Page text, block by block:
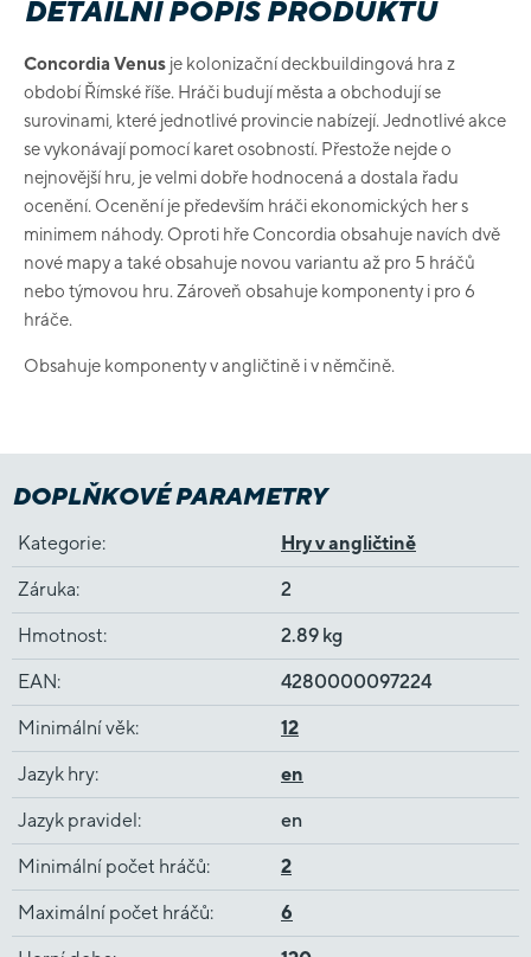
DETAILNÍ POPIS PRODUKTU
Concordia Venus je kolonizační deckbuildingová hra z
období Římské říše. Hráči budují města a obchodují se
surovinami, které jednotlivé provincie nabízejí. Jednotlivé akce
se vykonávají pomocí karet osobností. Přestože nejde o
nejnovější hru, je velmi dobře hodnocená a dostala řadu
ocenění. Ocenění je především hráči ekonomických her s
minimem náhody. Oproti hře Concordia obsahuje navích dvě
nové mapy a také obsahuje novou variantu až pro 5 hráčů
nebo týmovou hru. Zároveň obsahuje komponenty i pro 6
hráče.
Obsahuje komponenty v angličtině i v němčině.
DOPLŇKOVÉ PARAMETRY
Kategorie: Hry v angličtině
Záruka: 2
Hmotnost: 2.89 kg
EAN: 4280000097224
Minimální věk: 12
Jazyk hry: en
Jazyk pravidel : en
Minimální počet hráčů: 2
Maximální počet hráčů: 6